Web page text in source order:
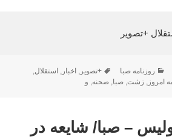
+تصویر
نویسندهدسته‌ها
روزنامه صبا برچسب‌ها
+تصویر, اخبار, استقلال,
امروز, زشت,صبا,صحنه, و
– صبا/ شایعه در